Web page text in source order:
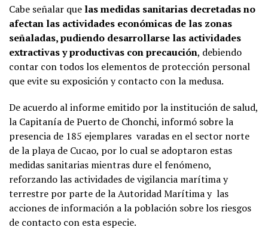
Cabe señalar que las medidas sanitarias decretadas no
afectan las actividades económicas de las zonas
señaladas, pudiendo desarrollarse las actividades
extractivas y productivas con precaución, debiendo
contar con todos los elementos de protección personal
que evite su exposición y contacto con la medusa.
De acuerdo al informe emitido por la institución de salud,
la Capitanía de Puerto de Chonchi, informó sobre la
presencia de 185 ejemplares varadas en el sector norte
de la playa de Cucao, por lo cual se adoptaron estas
medidas sanitarias mientras dure el fenómeno,
reforzando las actividades de vigilancia marítima y
terrestre por parte de la Autoridad Marítima y las
acciones de información a la población sobre los riesgos
de contacto con esta especie.